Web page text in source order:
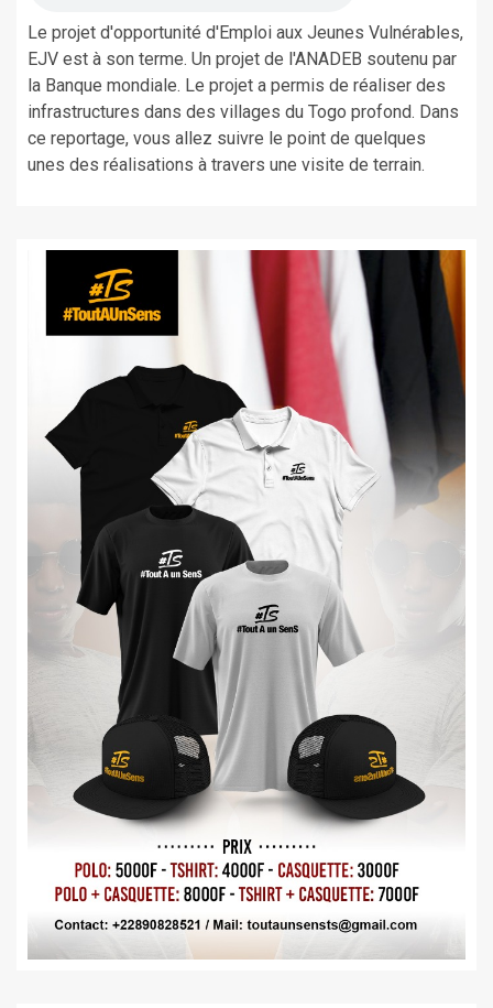
Le projet d'opportunité d'Emploi aux Jeunes Vulnérables,
EJV est à son terme. Un projet de l'ANADEB soutenu par
la Banque mondiale. Le projet a permis de réaliser des
infrastructures dans des villages du Togo profond. Dans
ce reportage, vous allez suivre le point de quelques
unes des réalisations à travers une visite de terrain.